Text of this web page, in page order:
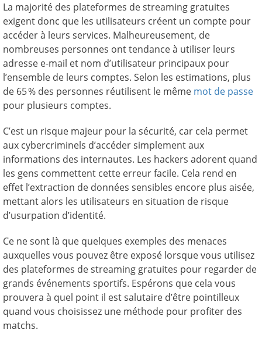
La majorité des plateformes de streaming gratuites
exigent donc que les utilisateurs créent un compte pour
accéder à leurs services. Malheureusement, de
nombreuses personnes ont tendance à utiliser leurs
adresse e-mail et nom d’utilisateur principaux pour
l’ensemble de leurs comptes. Selon les estimations, plus
de 65 % des personnes réutilisent le même mot de passe
pour plusieurs comptes.
C’est un risque majeur pour la sécurité, car cela permet
aux cybercriminels d’accéder simplement aux
informations des internautes. Les hackers adorent quand
les gens commettent cette erreur facile. Cela rend en
effet l’extraction de données sensibles encore plus aisée,
mettant alors les utilisateurs en situation de risque
d’usurpation d’identité.
Ce ne sont là que quelques exemples des menaces
auxquelles vous pouvez être exposé lorsque vous utilisez
des plateformes de streaming gratuites pour regarder de
grands événements sportifs. Espérons que cela vous
prouvera à quel point il est salutaire d’être pointilleux
quand vous choisissez une méthode pour profiter des
matchs.